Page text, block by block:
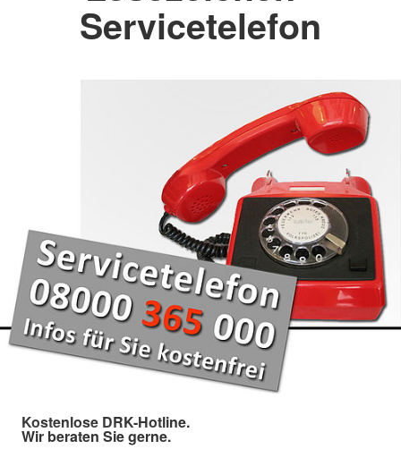
Servicetelefon
Kostenlose DRK-Hotline.
Wir beraten Sie gerne.